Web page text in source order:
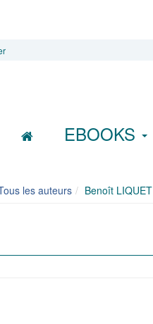
EBOOKS
les auteurs Benoît LIQUET